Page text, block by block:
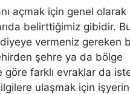
açmak için genel olarak
belirttiğimiz gibidir.
vermeniz gereken
şehre ya da bölge
göre farklı evraklar da
ulaşmak için